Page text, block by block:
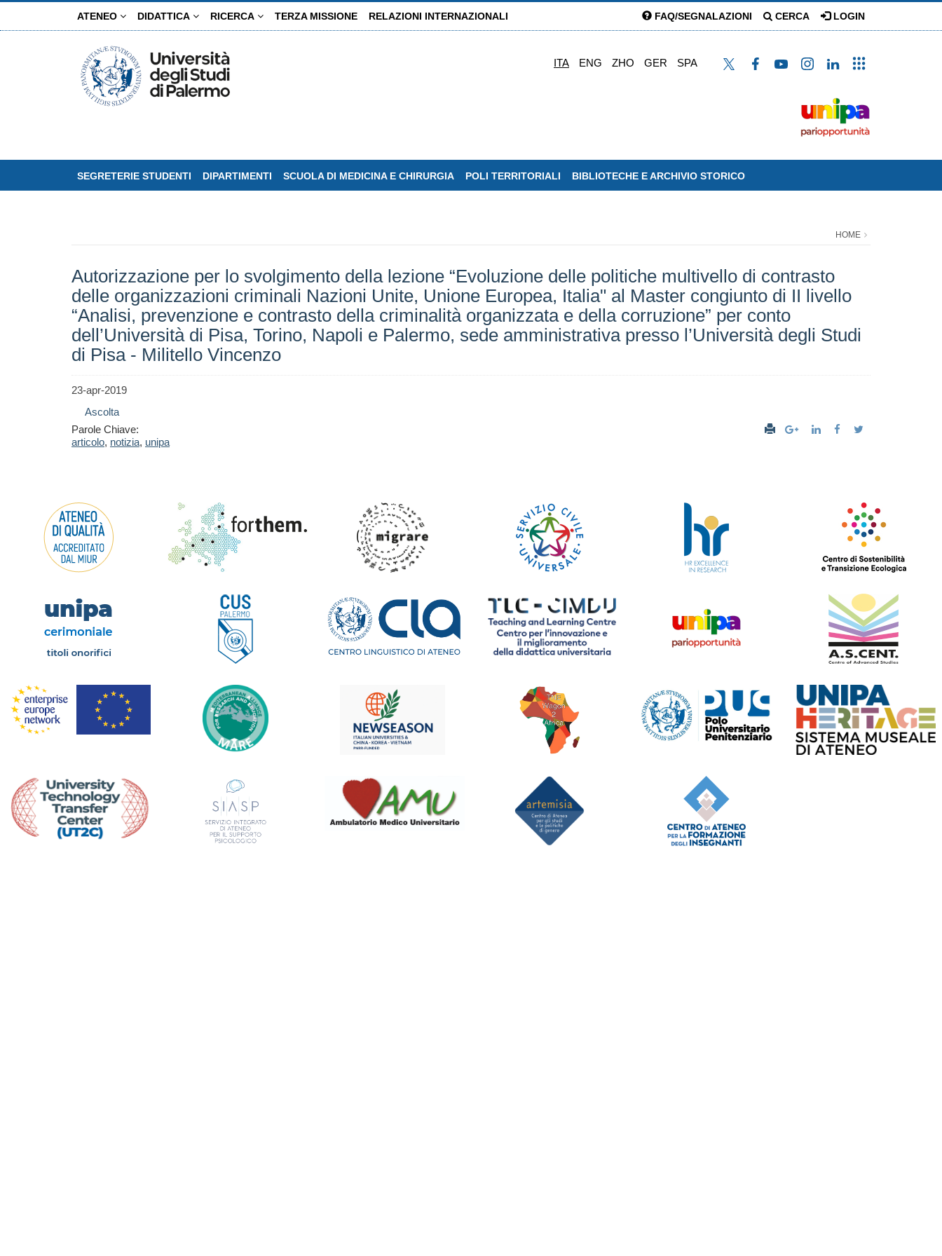
ATENEO DIDATTICA RICERCA TERZA MISSIONE RELAZIONI INTERNAZIONALI FAQ/SEGNALAZIONI CERCA LOGIN
ITA ENG ZHO GER SPA
SEGRETERIE STUDENTI DIPARTIMENTI SCUOLA DI MEDICINA E CHIRURGIA POLI TERRITORIALI BIBLIOTECHE E ARCHIVIO STORICO
HOME
Autorizzazione per lo svolgimento della lezione “Evoluzione delle politiche multivello di contrasto
delle organizzazioni criminali Nazioni Unite, Unione Europea, Italia" al Master congiunto di II livello
“Analisi, prevenzione e contrasto della criminalità organizzata e della corruzione” per conto
dell’Università di Pisa, Torino, Napoli e Palermo, sede amministrativa presso l’Università degli Studi
di Pisa - Militello Vincenzo
23-apr-2019
Ascolta
Parole Chiave:
articolo, notizia, unipa